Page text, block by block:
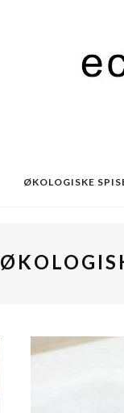
ØKOLOGISKE